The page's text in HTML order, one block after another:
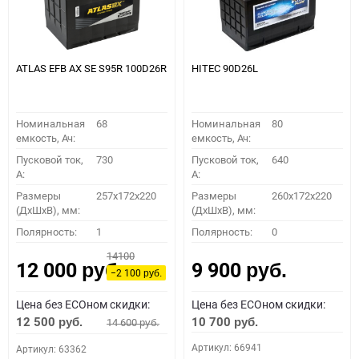
ATLAS EFB AX SE S95R 100D26R
Номинальная
емкость, Ач:
68
Пусковой ток,
A:
730
Размеры
(ДхШхВ), мм:
257x172x220
Полярность: 1
12 000 руб.
14100
−2 100руб.
Цена без ECOном скидки:
12 500 руб. 14 600руб.
Артикул: 63362
HITEC 90D26L
Номинальная
емкость, Ач:
80
Пусковой ток,
A:
640
Размеры
(ДхШхВ), мм:
260x172x220
Полярность: 0
9 900 руб.
Цена без ECOном скидки:
10 700 руб.
Артикул: 66941